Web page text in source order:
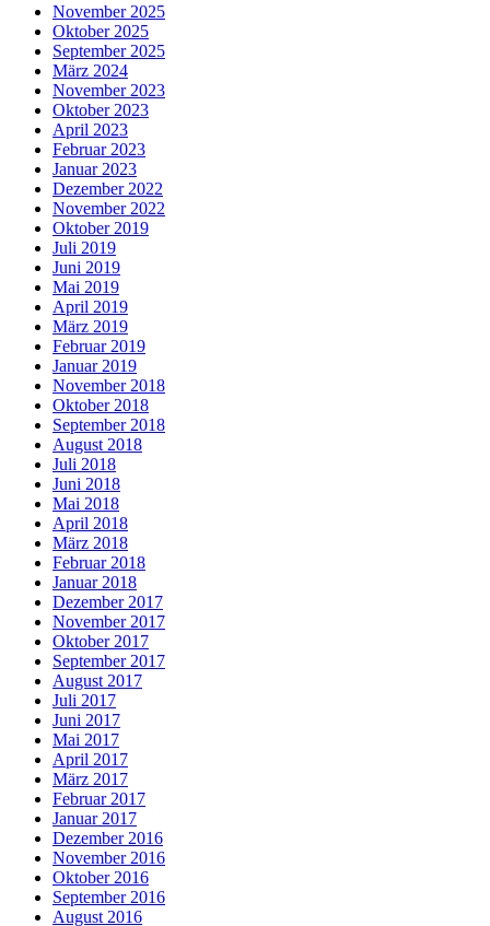
November 2025
Oktober 2025
September 2025
März 2024
November 2023
Oktober 2023
April 2023
Februar 2023
Januar 2023
Dezember 2022
November 2022
Oktober 2019
Juli 2019
Juni 2019
Mai 2019
April 2019
März 2019
Februar 2019
Januar 2019
November 2018
Oktober 2018
September 2018
August 2018
Juli 2018
Juni 2018
Mai 2018
April 2018
März 2018
Februar 2018
Januar 2018
Dezember 2017
November 2017
Oktober 2017
September 2017
August 2017
Juli 2017
Juni 2017
Mai 2017
April 2017
März 2017
Februar 2017
Januar 2017
Dezember 2016
November 2016
Oktober 2016
September 2016
August 2016